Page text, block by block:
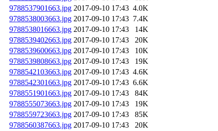
9788537901663.jpg 2017-09-10 17:43 4.0K
9788538003663.jpg 2017-09-10 17:43 7.4K
9788538016663.jpg 2017-09-10 17:43
14K
9788539402663.jpg 2017-09-10 17:43
20K
9788539600663.jpg 2017-09-10 17:43
10K
9788539808663.jpg 2017-09-10 17:43
19K
9788542103663.jpg 2017-09-10 17:43 4.6K
9788542301663.jpg 2017-09-10 17:43 6.6K
9788551901663.jpg 2017-09-10 17:43
84K
9788555073663.jpg 2017-09-10 17:43
19K
9788559723663.jpg 2017-09-10 17:43
85K
9788560387663.jpg 2017-09-10 17:43
20K